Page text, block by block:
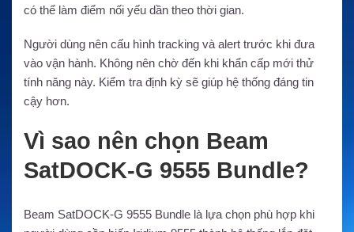
có thể làm điểm nối yếu dần theo thời gian.
Người dùng nên cấu hình tracking và alert trước khi đưa
vào vận hành. Không nên chờ đến khi khẩn cấp mới thử
tính năng này. Kiểm tra định kỳ sẽ giúp hệ thống đáng tin
cậy hơn.
Vì sao nên chọn Beam
SatDOCK-G 9555 Bundle?
Beam SatDOCK-G 9555 Bundle là lựa chọn phù hợp khi